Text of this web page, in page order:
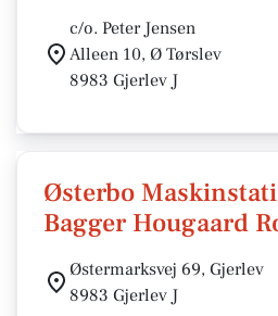
c/o. Peter Jensen
Alleen 10, Ø Tørslev
8983 Gjerlev J
Østerbo
Bagger Hougaard
Østermarksvej 69, Gjerlev
8983 Gjerlev J